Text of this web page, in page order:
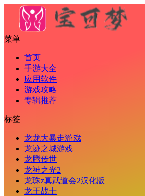
菜单
首页
手游大全
应用软件
游戏攻略
专辑推荐
标签
龙龙大暴走游戏
龙迹之城游戏
龙腾传世
龙神之光2
龙珠z真武道会2汉化版
龙王战士